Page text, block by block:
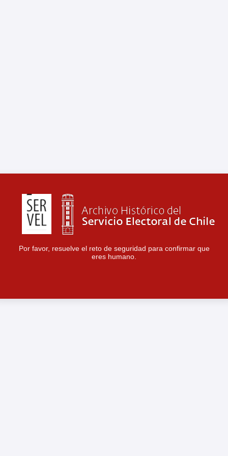
Por favor, resuelve el reto de seguridad para confirmar que
eres humano.